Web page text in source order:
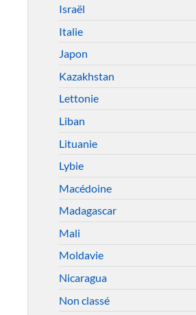
Israël
Italie
Japon
Kazakhstan
Lettonie
Liban
Lituanie
Lybie
Macédoine
Madagascar
Mali
Moldavie
Nicaragua
Non classé